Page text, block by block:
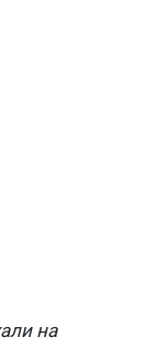
на